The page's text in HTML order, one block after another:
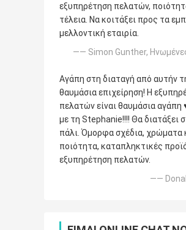
εξυπηρέτηση πελατών,
τέλεια. Να κοιτάξει προς τα
μελλοντική εταιρία.
—— Simon Gunther,
Αγάπη στη διαταγή από αυτήν
θαυμάσια επιχείρηση! Η
πελατών είναι θαυμάσια αγάπη
με τη Stephanie!!!! Θα διατάξει
πάλι. Όμορφα σχέδια, χρώματα
ποιότητα, καταπληκτικές
εξυπηρέτηση πελατών.
——